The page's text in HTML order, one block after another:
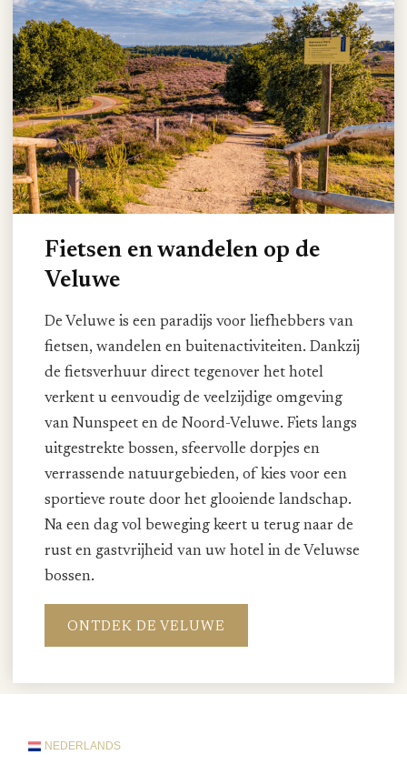
Fietsen en wandelen op de
Veluwe
De Veluwe is een paradijs voor liefhebbers van
fietsen, wandelen en buitenactiviteiten. Dankzij
de fietsverhuur direct tegenover het hotel
verkent u eenvoudig de veelzijdige omgeving
van Nunspeet en de Noord-Veluwe. Fiets langs
uitgestrekte bossen, sfeervolle dorpjes en
verrassende natuurgebieden, of kies voor een
sportieve route door het glooiende landschap.
Na een dag vol beweging keert u terug naar de
rust en gastvrijheid van uw hotel in de Veluwse
bossen.
ONTDEK DE VELUWE
NEDERLANDS